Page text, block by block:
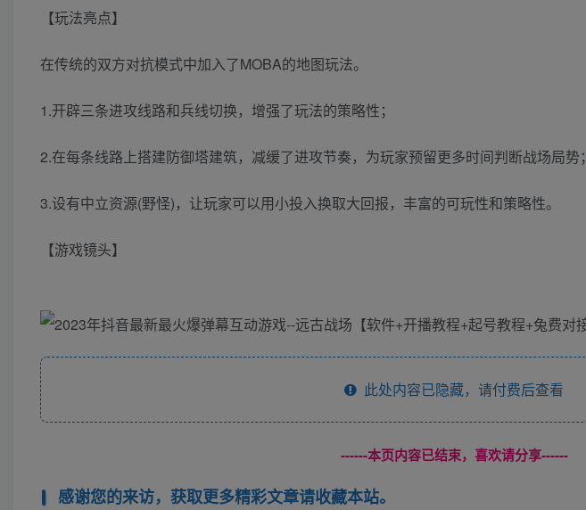
【玩法亮点】
在传统的双方对抗模式中加入了MOBA的地图玩法。
1.开辟三条进攻线路和兵线切换，增强了玩法的策略性；
2.在每条线路上搭建防御塔建筑，减缓了进攻节奏，为玩家预留更多时间判断战场局势；
3.设有中立资源(野怪)，让玩家可以用小投入换取大回报，丰富的可玩性和策略性。
【游戏镜头】
此处内容已隐藏，请付费后查看
------本页内容已结束，喜欢请分享------
感谢您的来访，获取更多精彩文章请收藏本站。